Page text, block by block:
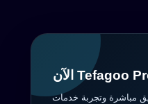
مباشرة وتجربة خدمات